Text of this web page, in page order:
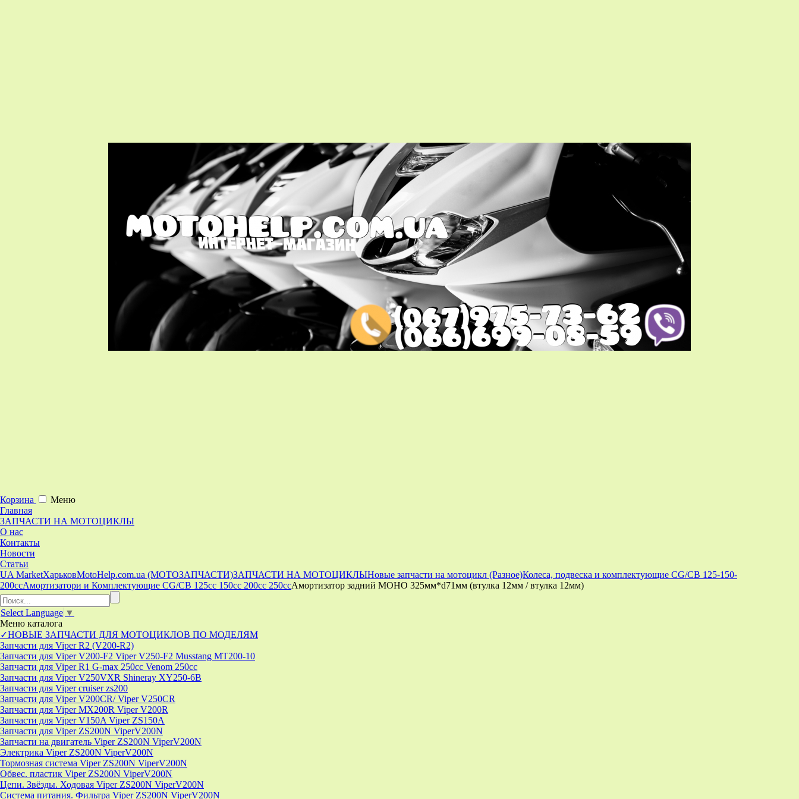
Корзина
Меню
Главная
ЗАПЧАСТИ НА МОТОЦИКЛЫ
О нас
Контакты
Новости
Статьи
UA MarketХарьковMotoHelp.com.ua (МОТОЗАПЧАСТИ)ЗАПЧАСТИ НА МОТОЦИКЛЫНовые запчасти на мотоцикл (Разное)Колеса, подвеска и комплектующие CG/CB 125-150-
200ccАмортизатори и Комплектующие CG/CB 125cc 150cc 200cc 250ccАмортизатор задний МОНО 325мм*d71мм (втулка 12мм / втулка 12мм)
Select Language ▼
Меню каталога
✓НОВЫЕ ЗАПЧАСТИ ДЛЯ МОТОЦИКЛОВ ПО МОДЕЛЯМ
Запчасти для Viper R2 (V200-R2)
Запчасти для Viper V200-F2 Viper V250-F2 Musstang MT200-10
Запчасти для Viper R1 G-max 250cc Venom 250cc
Запчасти для Viper V250VXR Shineray XY250-6B
Запчасти для Viper cruiser zs200
Запчасти для Viper V200CR/ Viper V250CR
Запчасти для Viper MX200R Viper V200R
Запчасти для Viper V150A Viper ZS150A
Запчасти для Viper ZS200N ViperV200N
Запчасти на двигатель Viper ZS200N ViperV200N
Электрика Viper ZS200N ViperV200N
Тормозная система Viper ZS200N ViperV200N
Обвес. пластик Viper ZS200N ViperV200N
Цепи. Звёзды. Ходовая Viper ZS200N ViperV200N
Система питания. Фильтра Viper ZS200N ViperV200N